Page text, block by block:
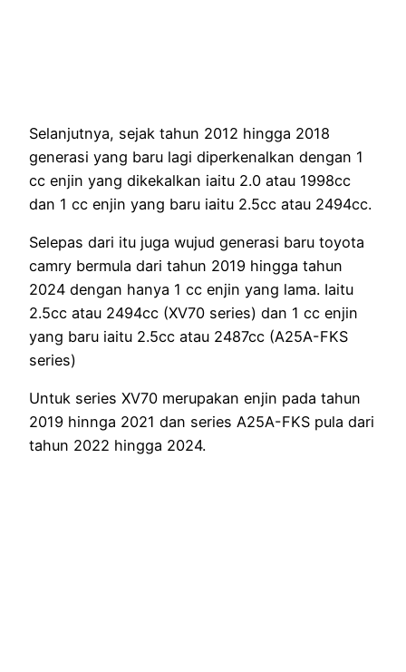
Selanjutnya, sejak tahun 2012 hingga 2018
generasi yang baru lagi diperkenalkan dengan 1
cc enjin yang dikekalkan iaitu 2.0 atau 1998cc
dan 1 cc enjin yang baru iaitu 2.5cc atau 2494cc.
Selepas dari itu juga wujud generasi baru toyota
camry bermula dari tahun 2019 hingga tahun
2024 dengan hanya 1 cc enjin yang lama. Iaitu
2.5cc atau 2494cc (XV70 series) dan 1 cc enjin
yang baru iaitu 2.5cc atau 2487cc (A25A-FKS
series)
Untuk series XV70 merupakan enjin pada tahun
2019 hinnga 2021 dan series A25A-FKS pula dari
tahun 2022 hingga 2024.